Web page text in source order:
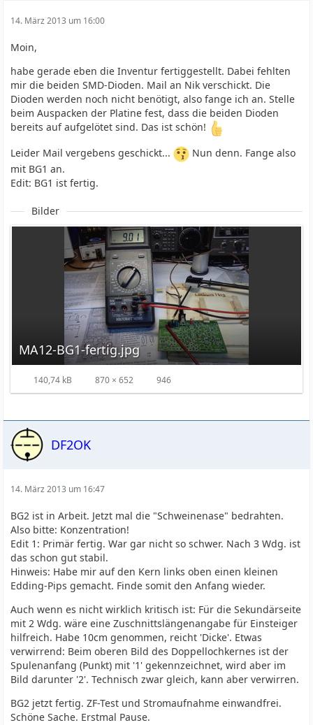
14. März 2013 um 16:00
Moin,
habe gerade eben die Inventur fertiggestellt. Dabei fehlten
mir die beiden SMD-Dioden. Mail an Nik verschickt. Die
Dioden werden noch nicht benötigt, also fange ich an. Stelle
beim Auspacken der Platine fest, dass die beiden Dioden
bereits auf aufgelötet sind. Das ist schön!
Leider Mail vergebens geschickt...
Nun denn. Fange also
mit BG1 an.
Edit: BG1 ist fertig.
Bilder
MA12-BG1-fertig.jpg
140,74 kB 870 × 652 946
DF2OK
14. März 2013 um 16:47
BG2 ist in Arbeit. Jetzt mal die "Schweinenase" bedrahten.
Also bitte: Konzentration!
Edit 1: Primär fertig. War gar nicht so schwer. Nach 3 Wdg. ist
das schon gut stabil.
Hinweis: Habe mir auf den Kern links oben einen kleinen
Edding-Pips gemacht. Finde somit den Anfang wieder.
Auch wenn es nicht wirklich kritisch ist: Für die Sekundärseite
mit 2 Wdg. wäre eine Zuschnittslängenangabe für Einsteiger
hilfreich. Habe 10cm genommen, reicht 'Dicke'. Etwas
verwirrend: Beim oberen Bild des Doppellochkernes ist der
Spulenanfang (Punkt) mit '1' gekennzeichnet, wird aber im
Bild darunter '2'. Technisch zwar gleich, kann aber verwirren.
BG2 jetzt fertig. ZF-Test und Stromaufnahme einwandfrei.
Schöne Sache. Erstmal Pause.